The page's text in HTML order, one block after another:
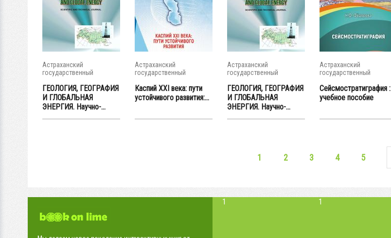
Астраханский
государственный
ГЕОЛОГИЯ, ГЕОГРАФИЯ
И ГЛОБАЛЬНАЯ
ЭНЕРГИЯ. Научно-...
Астраханский
государственный
Каспий XXI века: пути
устойчивого развития:...
Астраханский
государственный
ГЕОЛОГИЯ, ГЕОГРАФИЯ
И ГЛОБАЛЬНАЯ
ЭНЕРГИЯ. Научно-...
Астраханский
государственный
Сейсмостратиграфия :
учебное пособие
1 2 3 4 5
1 1